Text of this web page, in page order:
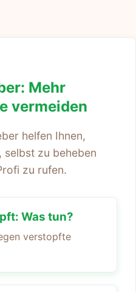
Mehr
vermeiden
helfen Ihnen,
selbst zu beheben
zu rufen.
Was tun?
verstopfte